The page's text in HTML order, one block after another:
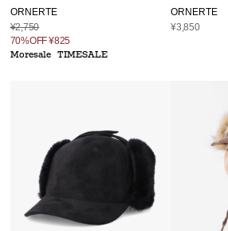
ORNERTE
¥2,750
70%OFF¥825
Moresale
TIMESALE
ORNERTE
¥3,850